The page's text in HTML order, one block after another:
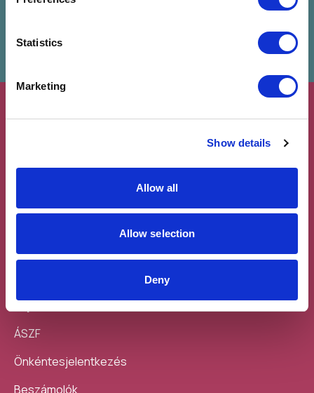
Statistics
Marketing
Show details
Allow all
Allow selection
Deny
hírlevélre
mobilodra
Sajtó
ÁSZF
Önkéntesjelentkezés
Beszámolók